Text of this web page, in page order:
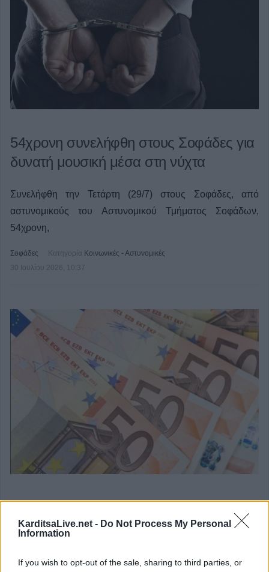
KarditsaLive.net - Do Not Process My Personal
Information
If you wish to opt-out of the sale, sharing to third parties, or
54χρονη συνελήφθη στους Σοφάδες για
δυνατή μουσική μέσα στη νύχτα
Συνελήφθη την Τετάρτη (29/7) στους Σοφάδες, από
αστυνομικούς του Αστυνομικού Τμήματος Σοφάδων,
54χρονη,
Σοφάδες Κατηγορία Κοινωνικές - Αστυνομικές
30 Ιουλίου 2026, 10:37
περάσουν πλαστά χαρτονομίσματα
Συνελήφθησαν μαζί με τους γονείς τους